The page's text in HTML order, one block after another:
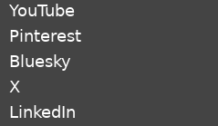
YouTube
Pinterest
Bluesky
X
LinkedIn